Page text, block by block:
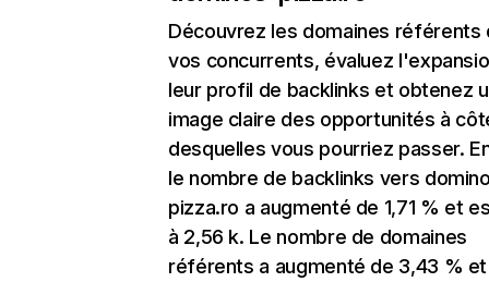
Découvrez les domaines référents
vos concurrents, évaluez
leur profil de backlinks et obtenez
image claire des opportunités à
desquelles vous pourriez passer.
le nombre de backlinks vers
pizza.ro a augmenté de 1,71 % et
à 2,56 k. Le nombre de domaines
référents a augmenté de 3,43 %